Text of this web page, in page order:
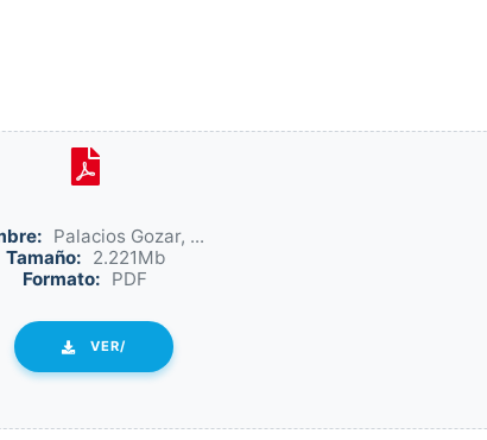
Palacios Gozar, ...
Tamaño: 2.221Mb
Formato: PDF
VER/